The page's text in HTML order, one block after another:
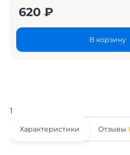
620 ₽
В корзину
1
Характеристики Отзывы